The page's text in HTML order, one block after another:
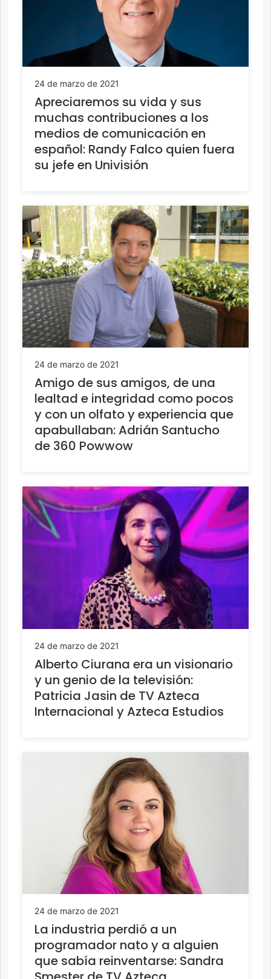
24 de marzo de 2021
Apreciaremos su vida y sus
muchas contribuciones a los
medios de comunicación en
español: Randy Falco quien fuera
su jefe en Univisión
24 de marzo de 2021
Amigo de sus amigos, de una
lealtad e integridad como pocos
y con un olfato y experiencia que
apabullaban: Adrián Santucho
de 360 Powwow
24 de marzo de 2021
Alberto Ciurana era un visionario
y un genio de la televisión:
Patricia Jasin de TV Azteca
Internacional y Azteca Estudios
24 de marzo de 2021
La industria perdió a un
programador nato y a alguien
que sabía reinventarse: Sandra